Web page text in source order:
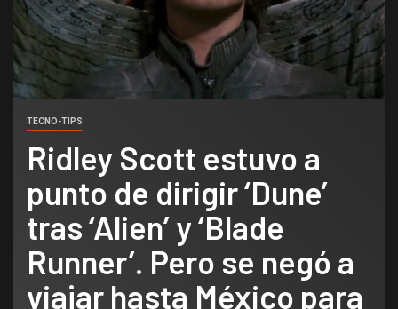
TECNO-TIPS
Ridley Scott estuvo a
punto de dirigir ‘Dune’
tras ‘Alien’ y ‘Blade
Runner’. Pero se negó a
viajar hasta México para